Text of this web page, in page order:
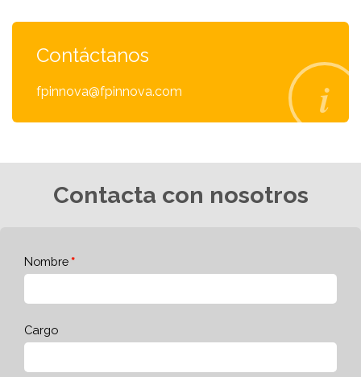
Contáctanos
fpinnova@fpinnova.com
Contacta con nosotros
Nombre
Cargo